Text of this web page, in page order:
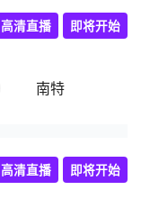
南特
高清直播 即将开始
高清直播 即将开始